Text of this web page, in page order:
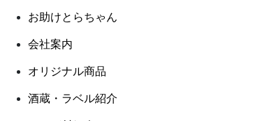
お助けとらちゃん
会社案内
オリジナル商品
酒蔵・ラベル紹介